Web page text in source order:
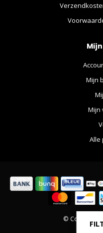
Mijn
Mijn
Alle
© Copyright